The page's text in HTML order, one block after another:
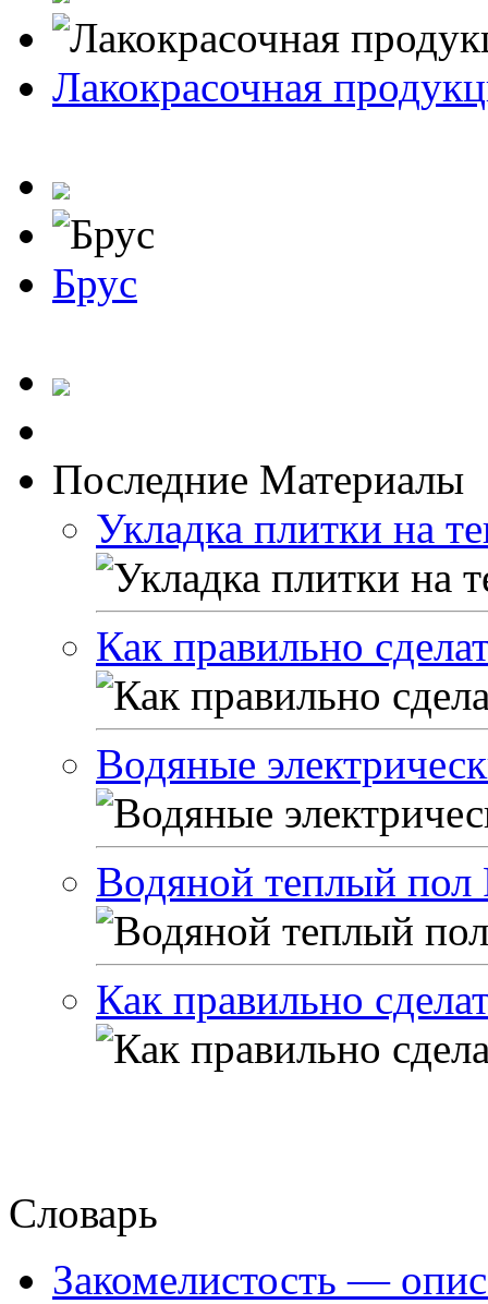
Лакокрасочная
Брус
Последние Материалы
Укладка плитки на
Как правильно
Водяные
Водяной теплый пол
Как правильно
Словарь
Закомелистость —